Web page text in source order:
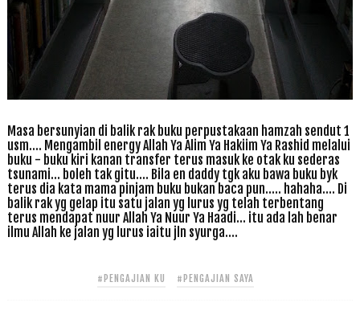
Masa bersunyian di balik rak buku perpustakaan hamzah sendut 1
usm.... Mengambil energy Allah Ya Alim Ya Hakiim Ya Rashid melalui
buku - buku kiri kanan transfer terus masuk ke otak ku sederas
tsunami... boleh tak gitu.... Bila en daddy tgk aku bawa buku byk
terus dia kata mama pinjam buku bukan baca pun..... hahaha.... Di
balik rak yg gelap itu satu jalan yg lurus yg telah terbentang
terus mendapat nuur Allah Ya Nuur Ya Haadi... itu ada lah benar
ilmu Allah ke jalan yg lurus iaitu jln syurga....
#PENGAJIAN KU #PENGAJIAN SAYA